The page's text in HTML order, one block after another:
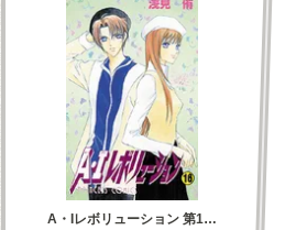
A・Iレボリューション 第1…